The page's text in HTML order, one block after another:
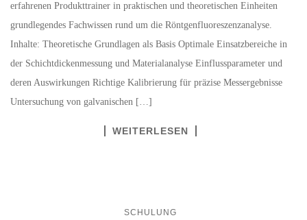
erfahrenen Produkttrainer in praktischen und theoretischen Einheiten
grundlegendes Fachwissen rund um die Röntgenfluoreszenzanalyse.
Inhalte: Theoretische Grundlagen als Basis Optimale Einsatzbereiche in
der Schichtdickenmessung und Materialanalyse Einflussparameter und
deren Auswirkungen Richtige Kalibrierung für präzise Messergebnisse
Untersuchung von galvanischen […]
WEITERLESEN
SCHULUNG